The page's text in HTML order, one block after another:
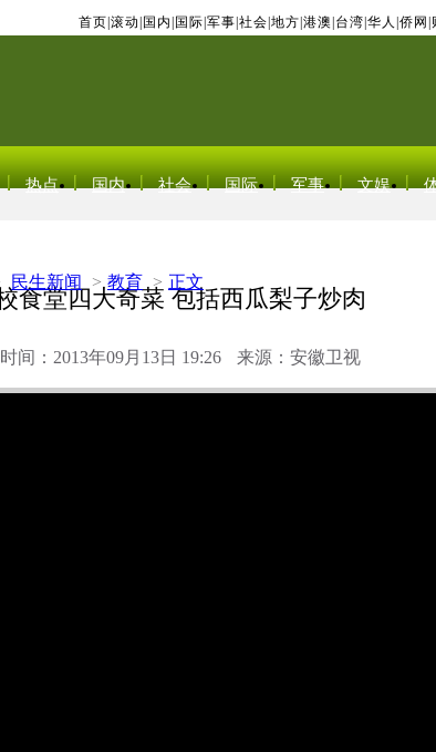
首页 滚动 国内 国际 军事 社会 地方 港澳 台湾 华人 侨网
热点 国内 社会 国际 军事 文娱
民生新闻 > 教育 > 正文
食堂四大奇菜 包括西瓜梨子炒肉
间：2013年09月13日 19:26 来源：安徽卫视